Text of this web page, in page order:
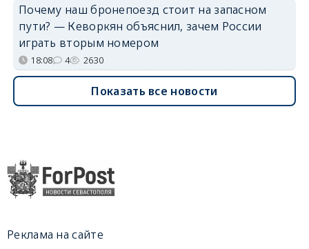
Почему наш бронепоезд стоит на запасном
пути? — Кеворкян объяснил, зачем России
играть вторым номером
18:08 4 2630
Показать все новости
Реклама на сайте